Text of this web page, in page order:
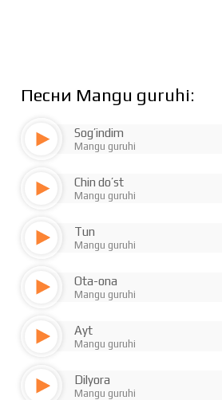
Песни Mangu guruhi:
Sog’indim
Mangu guruhi
Chin do’st
Mangu guruhi
Tun
Mangu guruhi
Ota-ona
Mangu guruhi
Ayt
Mangu guruhi
Dilyora
Mangu guruhi